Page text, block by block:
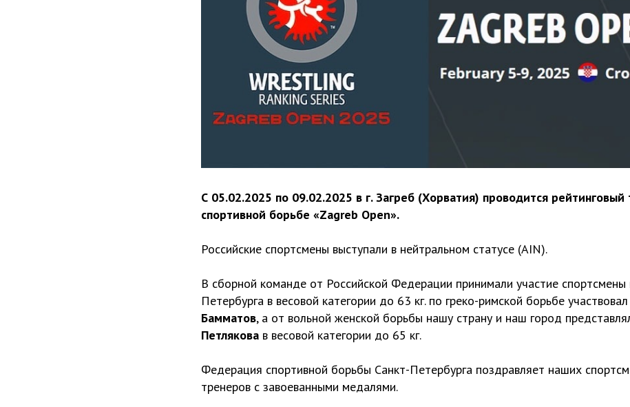
С 05.02.2025 по 09.02.2025 в г. Загреб (Хорватия) проводится рейтинговый
спортивной борьбе «Zagreb Open».
Российские спортсмены выступали в нейтральном статусе (AIN).
В сборной команде от Российской Федерации принимали участие спортсмены
Петербурга в весовой категории до 63 кг. по греко-римской борьбе участвовал
Бамматов, а от вольной женской борьбы нашу страну и наш город
Петлякова в весовой категории до 65 кг.
Федерация спортивной борьбы Санкт-Петербурга поздравляет наших
тренеров с завоеванными медалями.